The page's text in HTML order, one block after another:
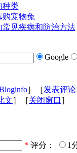
种类
购宠物兔
常见疾病和防治方法
Google
］［发表评论
文］［关闭窗口 ］
* 评分：
1